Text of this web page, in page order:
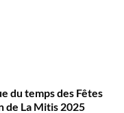
du temps des Fêtes
de La Mitis 2025